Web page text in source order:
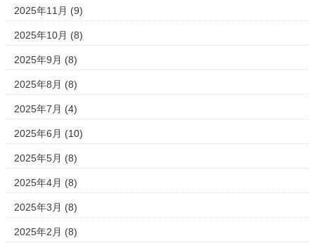
2025年11月 (9)
2025年10月 (8)
2025年9月 (8)
2025年8月 (8)
2025年7月 (4)
2025年6月 (10)
2025年5月 (8)
2025年4月 (8)
2025年3月 (8)
2025年2月 (8)